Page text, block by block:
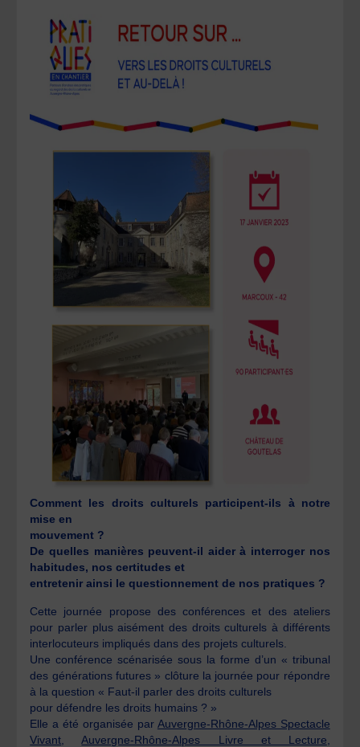
Comment les droits culturels participent-ils à notre
mise en
mouvement ?
De quelles manières peuvent-il aider à interroger nos
habitudes, nos certitudes et
entretenir ainsi le questionnement de nos pratiques ?
Cette journée propose des conférences et des ateliers
pour parler plus aisément des droits culturels à différents
interlocuteurs impliqués dans des projets culturels.
Une conférence scénarisée sous la forme d’un « tribunal
des générations futures » clôture la journée pour répondre
à la question « Faut-il parler des droits culturels
pour défendre les droits humains ? »
Elle a été organisée par Auvergne-Rhône-Alpes Spectacle
Vivant ,Auvergne-Rhône-Alpes Livre et Lecture